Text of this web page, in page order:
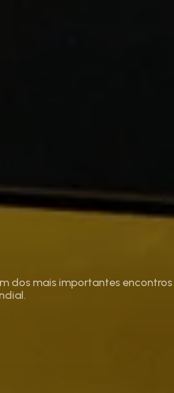
dos mais importantes encontros